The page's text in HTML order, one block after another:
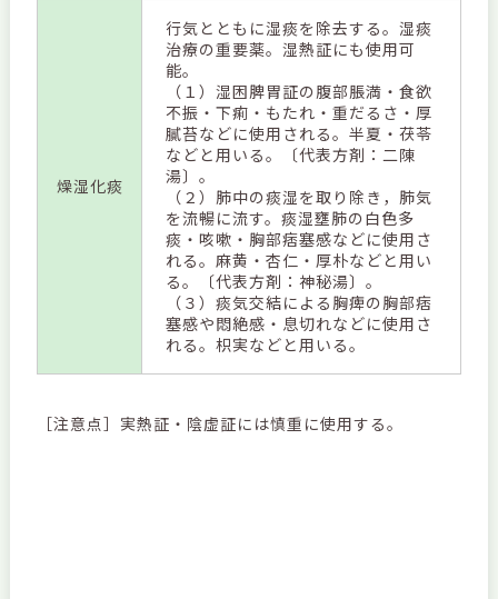
燥湿化痰
行気とともに湿痰を除去する。湿痰
治療の重要薬。湿熱証にも使用可
能。
（１）湿困脾胃証の腹部脹満・食欲
不振・下痢・もたれ・重だるさ・厚
膩苔などに使用される。半夏・茯苓
などと用いる。〔代表方剤：二陳
湯〕。
（２）肺中の痰湿を取り除き，肺気
を流暢に流す。痰湿壅肺の白色多
痰・咳嗽・胸部痞塞感などに使用さ
れる。麻黄・杏仁・厚朴などと用い
る。〔代表方剤：神秘湯〕。
（３）痰気交結による胸痺の胸部痞
塞感や悶絶感・息切れなどに使用さ
れる。枳実などと用いる。
［注意点］実熱証・陰虚証には慎重に使用する。